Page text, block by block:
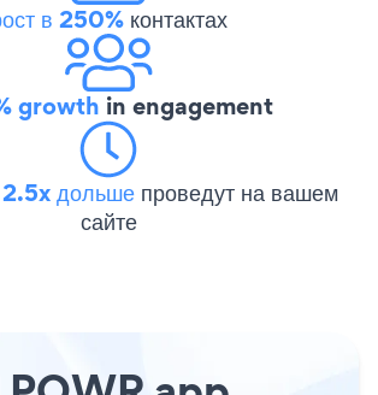
в 250%контактах
growth in engagement
2.5x дольше проведут на вашем
сайте